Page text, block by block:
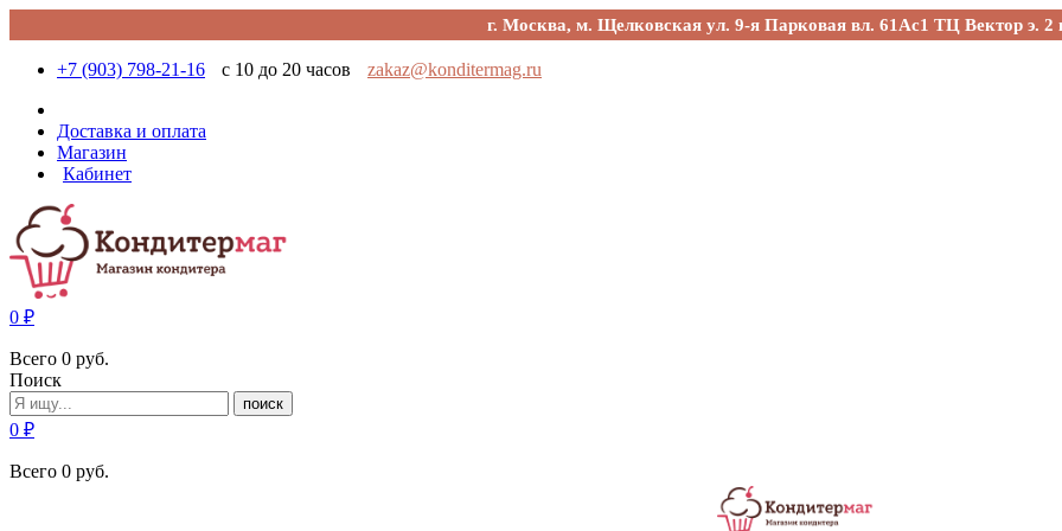
г. Москва, м. Щелковская ул. 9-я Парковая вл. 61Ас1 ТЦ Вектор э. 2
+7 (903) 798-21-16 с 10 до 20 часов zakaz@konditermag.ru
Доставка и оплата
Магазин
Кабинет
0 ₽
Всего 0 руб.
Поиск
поиск
0 ₽
Всего 0 руб.